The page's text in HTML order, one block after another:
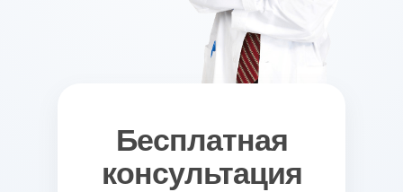
Бесплатная
консультация